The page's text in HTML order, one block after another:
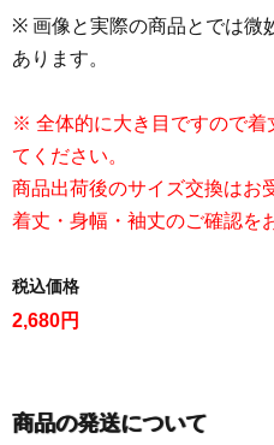
※ 画像と実際の商品とでは微
あります。
※ 全体的に大き目ですので着
てください。
商品出荷後のサイズ交換はお
着丈・身幅・袖丈のご確認を
税込価格
2,680円
商品の発送について